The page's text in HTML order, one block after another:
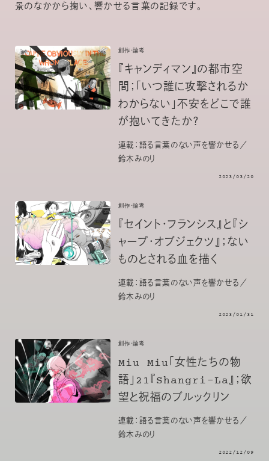
景のなかから掬い、響かせる言葉の記録です。
創作・論考
『キャンディマン』の都市空
間；「いつ誰に攻撃されるか
わからない」不安をどこで誰
が抱いてきたか？
連載：語る言葉のない声を響かせる／
鈴木みのり
2023/03/20
創作・論考
『セイント・フランシス』と『シ
ャープ・オブジェクツ』；ない
ものとされる血を描く
連載：語る言葉のない声を響かせる／
鈴木みのり
2023/01/31
創作・論考
Miu Miu「女性たちの物
語」21『Shangri-La』；欲
望と祝福のブルックリン
連載：語る言葉のない声を響かせる／
鈴木みのり
2022/12/09